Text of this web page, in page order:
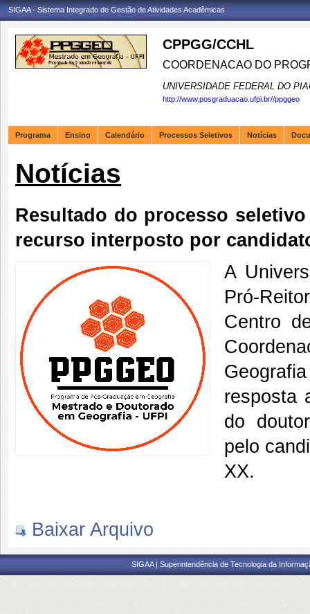
SIGAA - Sistema Integrado de Gestão de Atividades Acadêmicas
CPPGG/CCHL
COORDENACAO DO
UNIVERSIDADE FEDERAL DO
http://www.posgraduacao.ufpi.br//ppggeo
Programa Ensino Calendário Processos Seletivos Notícias
Notícias
Resultado do processo
recurso interposto por
A
Pró-
Centro
resposta
do
pelo
XX.
Baixar Arquivo
SIGAA | Superintendência de Tecnologia da